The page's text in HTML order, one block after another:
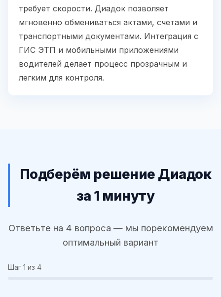
требует скорости. Диадок позволяет
мгновенно обмениваться актами, счетами и
транспортными документами. Интеграция с
ГИС ЭТП и мобильными приложениями
водителей делает процесс прозрачным и
легким для контроля.
Подберём решение Диадок
за 1 минуту
Ответьте на 4 вопроса — мы порекомендуем
оптимальный вариант
Шаг 1 из 4